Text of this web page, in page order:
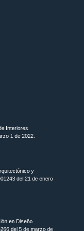
Interiores.
1 de 2022.
y
del 21 de enero
en Diseño
del 5 de marzo de